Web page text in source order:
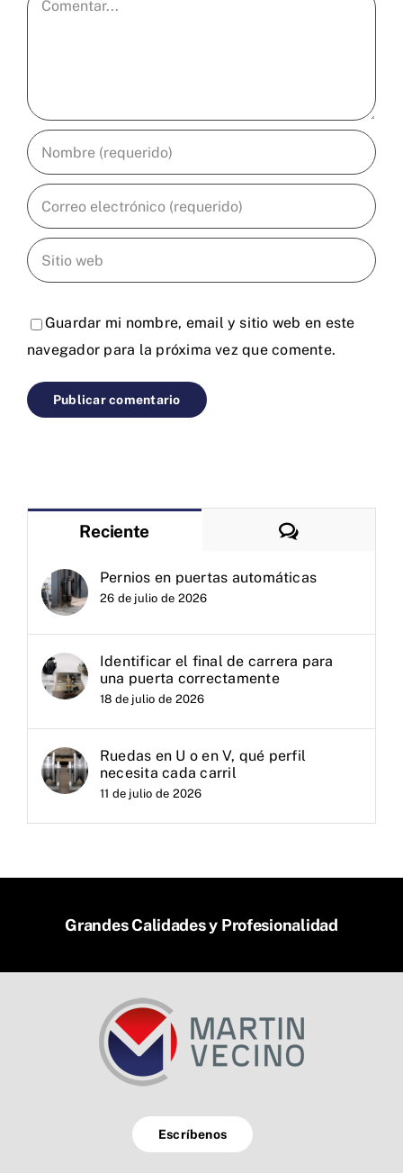
Guardar mi nombre, email y sitio web en este
navegador para la próxima vez que comente.
Reciente Comentarios
Pernios en puertas automáticas
26 de julio de 2026
Identificar el final de carrera para
una puerta correctamente
18 de julio de 2026
Ruedas en U o en V, qué perfil
necesita cada carril
11 de julio de 2026
Grandes Calidades y Profesionalidad
Escríbenos